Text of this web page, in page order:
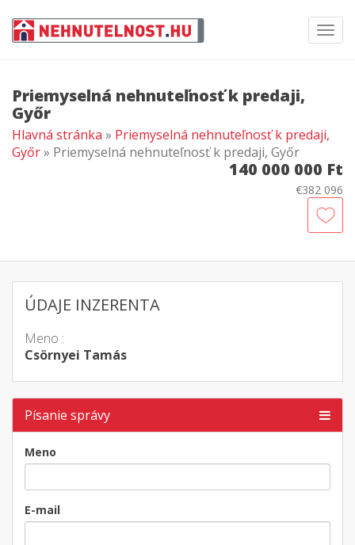
Priemyselná nehnuteľnosť k predaji,
Győr
Hlavná stránka » Priemyselná nehnuteľnosť k predaji,
Győr» Priemyselná nehnuteľnosť k predaji, Győr
140 000 000 Ft
€382 096
ÚDAJE INZERENTA
Meno :
Csörnyei Tamás
Písanie správy
Meno
E-mail